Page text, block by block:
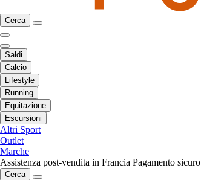
Cerca
Saldi
Calcio
Lifestyle
Running
Equitazione
Escursioni
Altri Sport
Outlet
Marche
Assistenza post-vendita in Francia Pagamento sicuro
Cerca